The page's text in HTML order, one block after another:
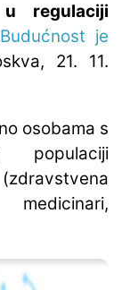
regulaciji
Budućnost je
21. 11.
osobama s
populaciji